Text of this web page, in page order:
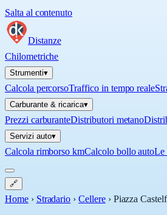
Salta al contenuto
Distanze
Chilometriche
Strumenti▾
Calcola percorsoTraffico in tempo reale
Carburante & ricarica▾
Prezzi carburanteDistributori metano
Servizi auto▾
Calcola rimborso kmCalcolo bollo autoLe
🔗
Home › Stradario › Cellere › Piazza